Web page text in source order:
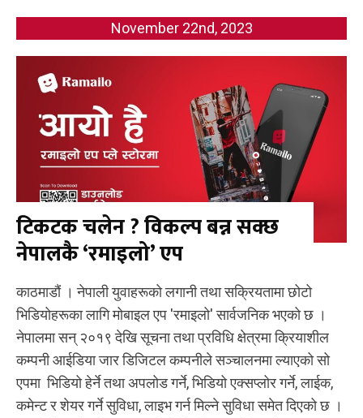
November 22nd, 2023
टिकटक चलेन ? विकल्प बन्न सक्छ
नेपालकै ‘रमाइलो’ एप
काठमाडौं । नेपाली युवाहरूको लगानी तथा सक्रियतामा छोटो
भिडियोहरूका लागि मोबाइल एप 'रमाइलो' सार्वजनिक भएको छ ।
नेपालमा सन् २०१९ देखि सूचना तथा प्रविधि क्षेत्रमा क्रियाशील
कम्पनी आईडिया जार डिजिटल कम्पनीले सञ्चालनमा ल्याएको सो
एपमा भिडियो हेर्ने तथा अपलोड गर्ने, भिडियो एक्सप्लोर गर्ने, लाईक,
कमेन्ट र शेयर गर्ने सुविधा, लाइभ गर्न मिल्ने सुविधा समेत दिएको छ ।